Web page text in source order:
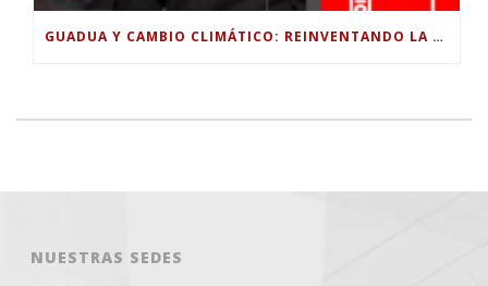
GUADUA Y CAMBIO CLIMÁTICO: REINVENTANDO LA CONSTRUCCIÓN SOSTENIBLE EN COLOMBIA
NUESTRAS SEDES